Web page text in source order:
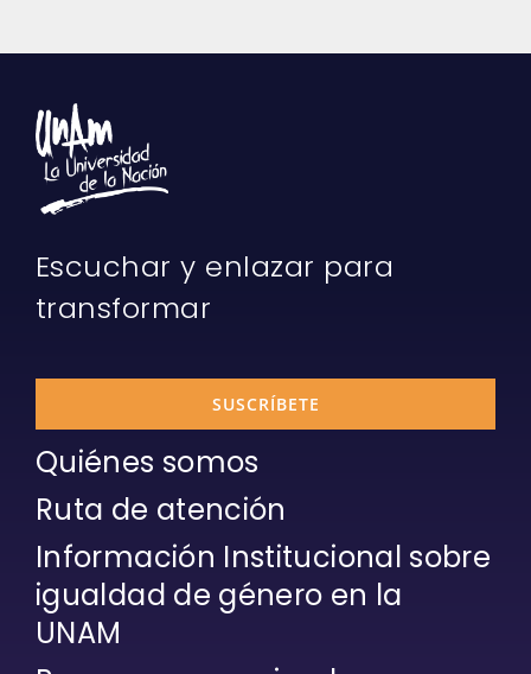
Escuchar y enlazar para
transformar
SUSCRÍBETE
Quiénes somos
Ruta de atención
Información Institucional sobre
igualdad de género en la
UNAM